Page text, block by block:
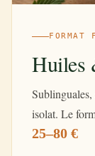
FORMAT
Huiles
isolat. Le
25–80 €